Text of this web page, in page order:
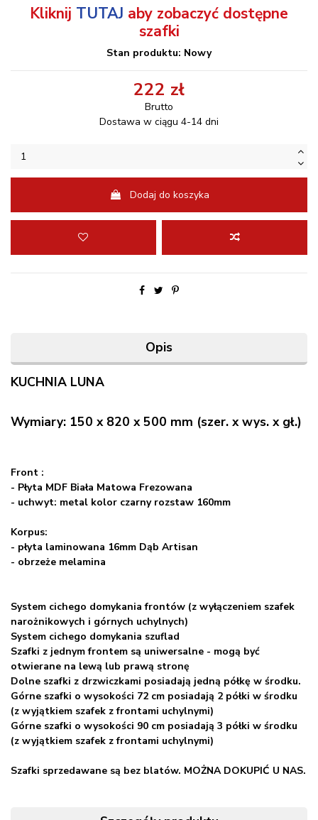
Kliknij TUTAJ aby zobaczyć dostępne
szafki
Stan produktu: Nowy
222 zł
Brutto
Dostawa w ciągu 4-14 dni
Dodaj do koszyka
Opis
KUCHNIA LUNA
Wymiary: 150 x 820 x 500 mm (szer. x wys. x gł.)
Front :
- Płyta MDF Biała Matowa Frezowana
- uchwyt: metal kolor czarny rozstaw 160mm
Korpus:
- płyta laminowana 16mm Dąb Artisan
- obrzeże melamina
System cichego domykania frontów (z wyłączeniem szafek
narożnikowych i górnych uchylnych)
System cichego domykania szuflad
Szafki z jednym frontem są uniwersalne - mogą być
otwierane na lewą lub prawą stronę
Dolne szafki z drzwiczkami posiadają jedną półkę w środku.
Górne szafki o wysokości 72 cm posiadają 2 półki w środku
(z wyjątkiem szafek z frontami uchylnymi)
Górne szafki o wysokości 90 cm posiadają 3 półki w środku
(z wyjątkiem szafek z frontami uchylnymi)
Szafki sprzedawane są bez blatów. MOŻNA DOKUPIĆ U NAS.